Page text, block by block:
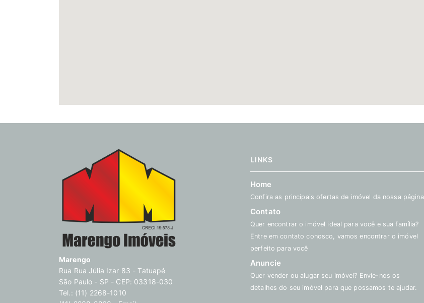
Marengo
Rua Rua Júlia Izar 83 - Tatuapé
São Paulo - SP - CEP: 03318-030
Tel.: (11) 2268-1010
LINKS
Home
Confira as principais ofertas de imóvel da nossa página
Contato
Quer encontrar o imóvel ideal para você e sua família?
Entre em contato conosco, vamos encontrar o imóvel
perfeito para você
Anuncie
Quer vender ou alugar seu imóvel? Envie-nos os
detalhes do seu imóvel para que possamos te ajudar.